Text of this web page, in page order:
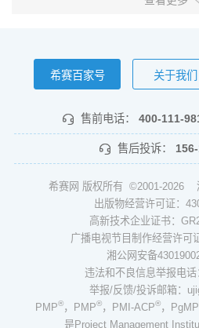
希赛百家号 关于我们
售前电话： 400-111-
售后投诉：
希赛网 版权所有 ©2001-2026
出版物经营许可证：
高新技术企业证书：
广播电视节目制作经营许可
湘公网安备
违法和不良信息举报电话
举报/反馈/投诉邮箱：
PMP®，PMP®，PMI-ACP®，PgMP
是Project Management